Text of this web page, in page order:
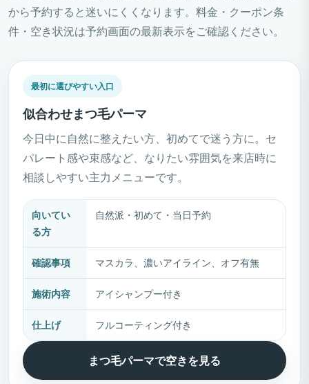
から予約すると迷いにくくなります。料金・クーポン条
件・空き状況は予約画面の最新表示をご確認ください。
最初に選びやすい入口
似合わせまつ毛パーマ
今日中に自然に整えたい方、初めてで迷う方に。セ
パレート感や束感など、なりたい雰囲気を来店時に
相談しやすい主力メニューです。
向いてい
る方
自然派・初めて・当日予約
確認事項 マスカラ、濃いアイライン、オフ有無
施術内容 アイシャンプー付き
仕上げ フルコーティング付き
まつ毛パーマで空きを見る